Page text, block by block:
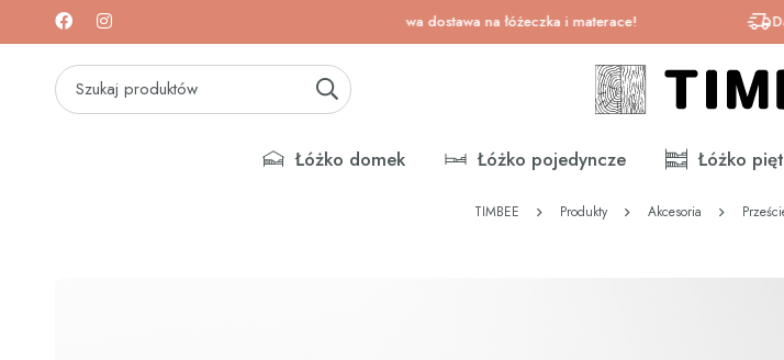
na łóżeczka i materace! Darmowa dostawa na łóżeczka i materace!
Łóżko domek Łóżko pojedyncze Łóżko
TIMBEE Produkty Akcesoria